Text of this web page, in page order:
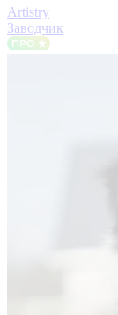
Artistry
Заводчик